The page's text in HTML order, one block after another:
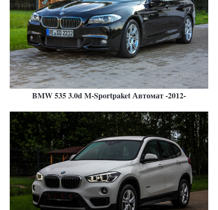
BMW 535 3.0d M-Sportpaket Автомат -2012-